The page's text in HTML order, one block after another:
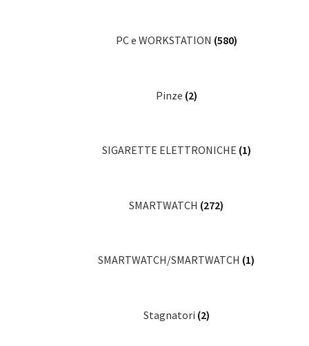
PC e WORKSTATION (580)
Pinze (2)
SIGARETTE ELETTRONICHE (1)
SMARTWATCH (272)
SMARTWATCH/SMARTWATCH (1)
Stagnatori (2)